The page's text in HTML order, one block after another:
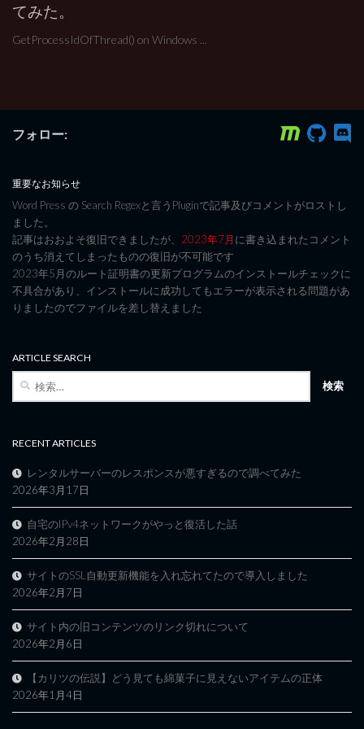
てみた。
GetProcessIdOfThread() on Windows ...
フォロー:
重要なお知らせ
Word Press の Search Regexと言うPluginで記事及びコメントがロストし
ました。
記事はおおよそ復旧できましたが、 2023年7月に書き込まれたコメント
のうち消えてしまったものの復旧が不可能です
2023年5月のルート証明書の更新プログラムのインストールチェックに
不具合があり、インストールに成功してもエラーが表示される問題があ
りましたのでファイルを差し替えました
ARTICLE SEARCH
RECENT ARTICLES
レンタルサーバーのレスポンスが悪すぎるので調べてみた
2026年3月17日
自宅のIPv4ネットワークがやっと復活した話
2026年2月28日
サイトのSSL自動更新機能を入れ忘れてたので導入しました
2026年2月7日
サイト内の旧コンテンツのリンク切れについて
2026年2月6日
【カリツの伝説】どう見ても綿菓子に見えないアイテムの正体
2026年1月4日